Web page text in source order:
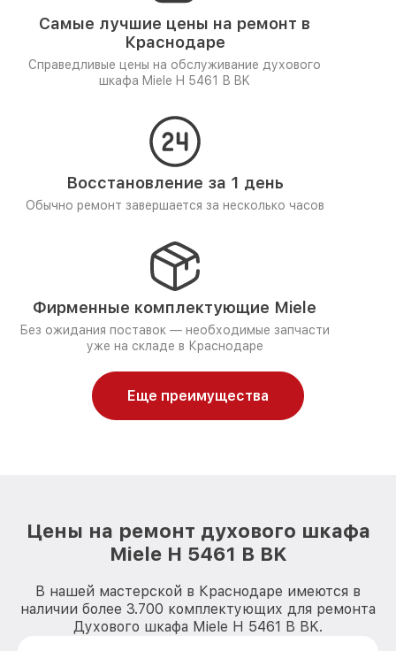
Самые лучшие цены на ремонт в
Краснодаре
Справедливые цены на обслуживание духового
шкафа Miele H 5461 В BK
Восстановление за 1 день
Обычно ремонт завершается за несколько часов
Фирменные комплектующие Miele
Без ожидания поставок — необходимые запчасти
уже на складе в Краснодаре
Еще преимущества
Цены на ремонт духового шкафа
Miele H 5461 В BK
В нашей мастерской в Краснодаре имеются в
наличии более 3.700 комплектующих для ремонта
Духового шкафа Miele H 5461 В BK.